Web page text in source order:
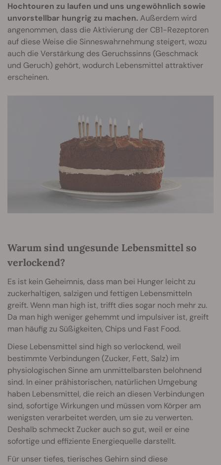
Hochtouren zu laufen und uns ungewöhnlich sowie
unvorstellbar hungrig zu machen. Außerdem wird
angenommen, dass die Aktivierung der CB1-Rezeptoren
auf diese Weise die Sinneswahrnehmung steigert, wozu
auch die Verstärkung des Geruchssinns (Geschmack
und Geruch) gehört, wodurch Lebensmittel attraktiver
erscheinen.
Warum sind ungesunde Lebensmittel so
verlockend?
Es ist kein Geheimnis, dass man bei Hunger leicht zu
zuckerhaltigen, salzigen und fettigen Lebensmitteln
greift. Wenn man high ist, trifft dies sogar noch mehr zu.
Da man high weniger gehemmt und impulsiver ist, greift
man häufig zu Süßigkeiten, Chips und Fast Food.
Diese Lebensmittel sind high so verlockend, weil
bestimmte Verbindungen (Zucker, Fett, Salz) im
physiologischen Sinne am unmittelbarsten belohnend
sind. In einer prähistorischen, natürlichen Umgebung
haben Lebensmittel, die reich an diesen Verbindungen
sind, sofortige Wirkungen und müssen vom Körper am
wenigsten verarbeitet werden, um sie zu verwerten.
Deshalb schmeckt Zucker auch so gut, weil er eine
sofortige und effiziente Energiequelle darstellt.
Für unser tiefes, tierisches Gehirn sind diese